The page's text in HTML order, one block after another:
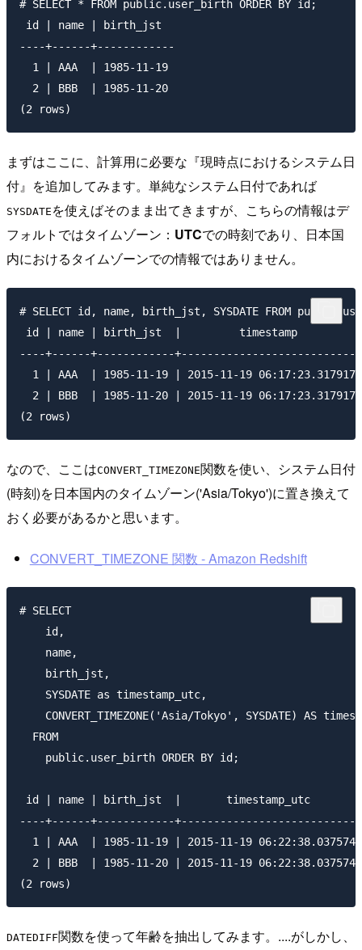
# SELECT * FROM public.user_birth ORDER BY id;
id | name | birth_jst
----+------+------------
  1 | AAA  | 1985-11-19
  2 | BBB  | 1985-11-20
まずはここに、計算用に必要な『現時点におけるシステム日
付』を追加してみます。単純なシステム日付であれば
SYSDATE を使えばそのまま出てきますが、こちらの情報はデ
フォルトではタイムゾーン： UTCでの時刻であり、日本国
内におけるタイムゾーンでの情報ではありません。
# SELECT id, name, birth_jst, SYSDATE FROM
id | name | birth_jst  |         timestamp
----+------+------------+----------------------------
  1 | AAA  | 1985-11-19 | 2015-11-19 06:17:23.317917
  2 | BBB  | 1985-11-20 | 2015-11-19 06:17:23.317917
なので、ここはCONVERT_TIMEZONE関数を使い、システム日付
(時刻)を日本国内のタイムゾーン('Asia/Tokyo')に置き換えて
おく必要があるかと思います。
CONVERT_TIMEZONE 関数 - Amazon Redshift
# SELECT
    id,
    name,
    birth_jst,
    SYSDATE as timestamp_utc,
CONVERT_TIMEZONE('Asia/Tokyo', SYSDATE) AS
  FROM
    public.user_birth ORDER BY id;
id | name | birth_jst  |       timestamp_utc
----+------+------------
1 | AAA  | 1985-11-19 | 2015-11-19 06:22:38.037574
2 | BBB  | 1985-11-20 | 2015-11-19 06:22:38.037574
DATEDIFF関数を使って年齢を抽出してみます。....がしかし、